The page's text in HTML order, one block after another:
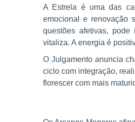
A Estrela é uma das
emocional e renovação
questões afetivas,
vitaliza. A energia é
O Julgamento anuncia
ciclo com integração,
florescer com mais